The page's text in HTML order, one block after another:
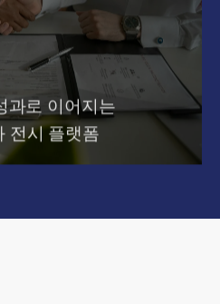
과로 이어지는
전시 플랫폼